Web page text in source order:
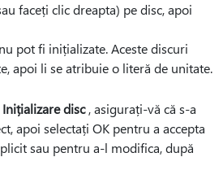
faceți clic dreapta) pe disc, apoi
pot fi inițializate. Aceste discuri
apoi li se atribuie o literă de unitate.
Inițializare disc, asigurați-vă că s-a
apoi selectați OK pentru a accepta
sau pentru a-l modifica, după